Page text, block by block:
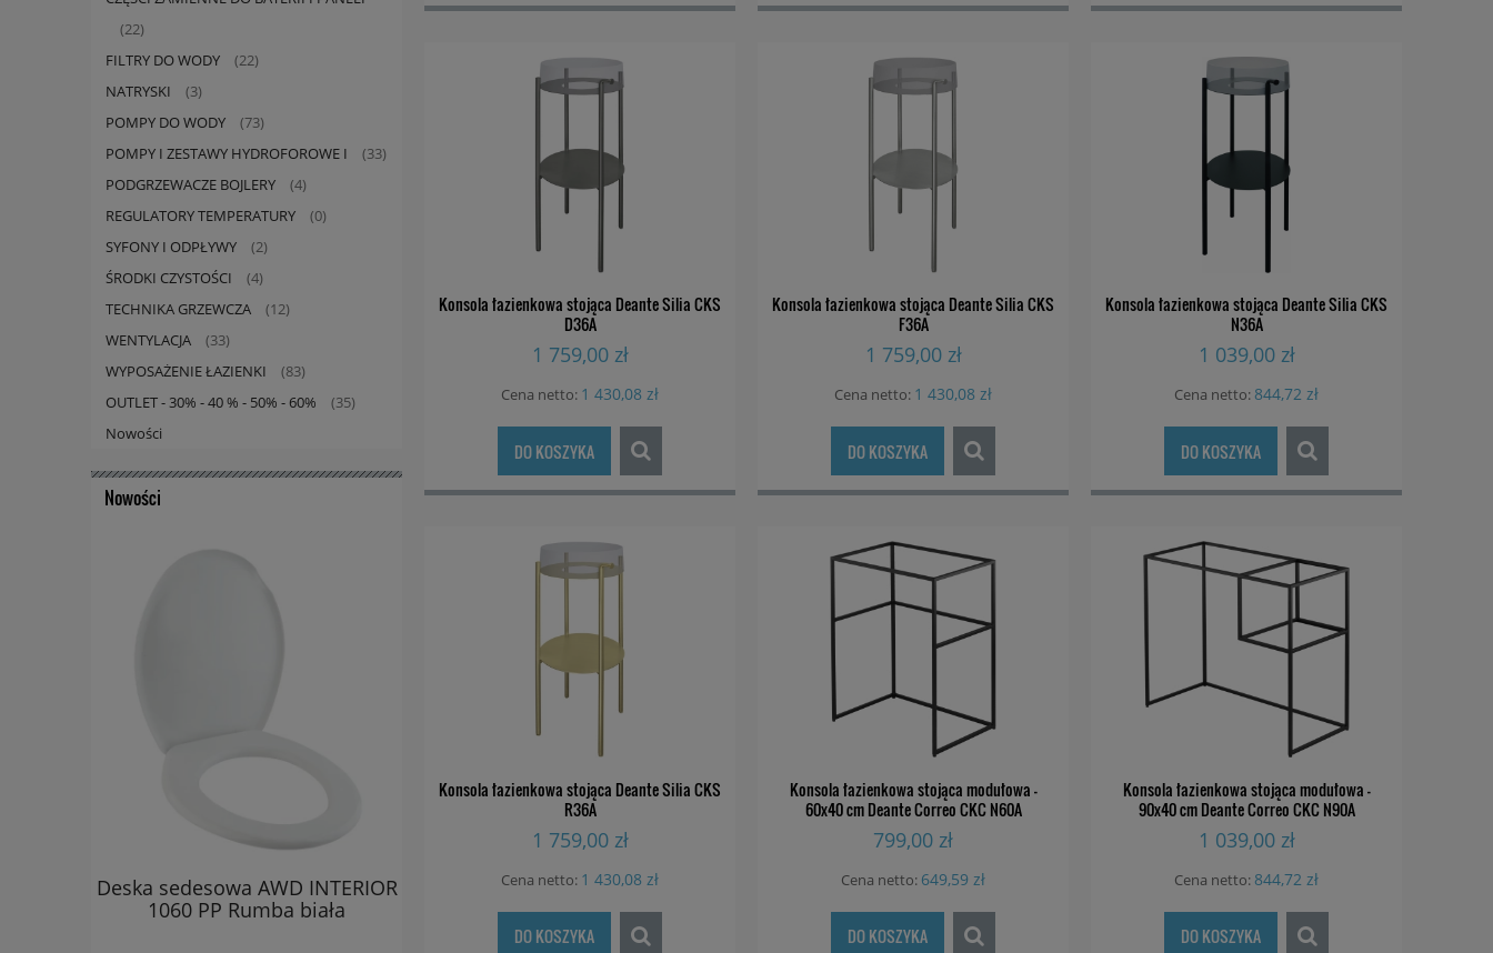
(22)
FILTRY DO WODY (22)
NATRYSKI (3)
POMPY DO WODY (73)
POMPY I ZESTAWY HYDROFOROWE I (33)
PODGRZEWACZE BOJLERY (4)
REGULATORY TEMPERATURY (0)
SYFONY I ODPŁYWY (2)
ŚRODKI CZYSTOŚCI (4)
TECHNIKA GRZEWCZA (12)
WENTYLACJA (33)
WYPOSAŻENIE ŁAZIENKI (83)
OUTLET - 30% - 40 % - 50% - 60% (35)
Nowości
Nowości
Deska sedesowa AWD INTERIOR
1060 PP Rumba biała
Dozownik płynu do mycia naczyń
Deante ZZZ R00D
Dozownik płynu do mycia naczyń
Deante ZZZ D00D
Bateria wannowa termostatyczna
Deante Silia BQS C10T
Konsola łazienkowa stojąca Deante Silia CKS
D36A
1 759,00 zł
Cena netto: 1 430,08 zł
DO KOSZYKA
Konsola łazienkowa stojąca Deante Silia CKS
F36A
1 759,00 zł
Cena netto: 1 430,08 zł
DO KOSZYKA
Konsola łazienkowa stojąca Deante Silia CKS
N36A
1 039,00 zł
Cena netto: 844,72 zł
DO KOSZYKA
Konsola łazienkowa stojąca Deante Silia CKS
R36A
1 759,00 zł
Cena netto: 1 430,08 zł
DO KOSZYKA
Konsola łazienkowa stojąca modułowa -
60x40 cm Deante Correo CKC N60A
799,00 zł
Cena netto: 649,59 zł
DO KOSZYKA
Konsola łazienkowa stojąca modułowa -
90x40 cm Deante Correo CKC N90A
1 039,00 zł
Cena netto: 844,72 zł
DO KOSZYKA